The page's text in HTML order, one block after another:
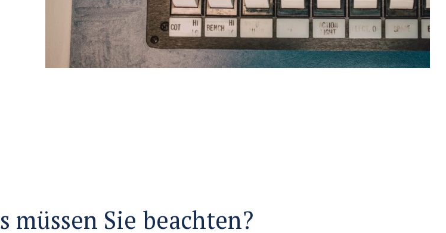
müssen Sie beachten?